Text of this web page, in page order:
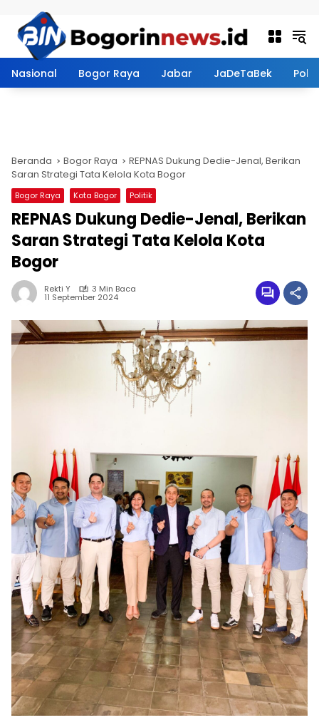
Nasional Bogor Raya Jabar JaDeTaBek
Beranda Bogor Raya
REPNAS Dukung Dedie-Jenal, Berikan
Saran Strategi Tata Kelola Kota Bogor
Bogor Raya Kota Bogor Politik
REPNAS Dukung Dedie-Jenal, Berikan
Saran Strategi Tata Kelola Kota
Bogor
Rekti Y 3 Min Baca
11 September 2024